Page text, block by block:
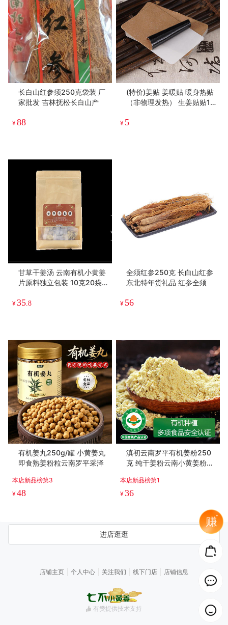
长白山红参须250克袋装 厂
家批发 吉林抚松长白山产
¥88
(特价)姜贴 姜暖贴 暖身热贴
（非物理发热） 生姜贴贴12
¥ 5
甘草干姜汤 云南有机小黄姜
片原料独立包装 10克20袋
¥35 .8
全须红参250克 长白山红参
东北特年货礼品 红参全须
¥ 56
有机姜丸250g/罐 小黄姜丸
即食熟姜粉粒云南罗平采泽
本店新品榜第3
¥48
滇初云南罗平有机姜粉250
克 纯干姜粉云南小黄姜粉冲
本店新品榜第1
¥36
进店逛逛
店铺主页 个人中心 关注我们 线下门店 店铺信息
有赞提供技术支持